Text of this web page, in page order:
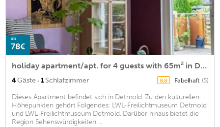
ab
78€
holiday apartment/apt. for 4 guests with 65m² in Detmold (161490)
4Gäste · 1Schlafzimmer 8,8 Fabelhaft (5)
Dieses Apartment befindet sich in Detmold. Zu den kulturellen
Höhepunkten gehört Folgendes: LWL-Freilichtmuseum Detmold
und LWL-Freilichtmuseum Detmold. Darüber hinaus bietet die
Region Sehenswürdigkeiten ...